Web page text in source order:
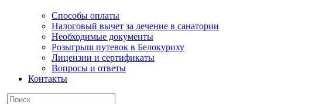
Способы оплаты
Налоговый вычет за лечение в санатории
Необходимые документы
Розыгрыш путевок в Белокуриху
Лицензии и сертификаты
Вопросы и ответы
Контакты